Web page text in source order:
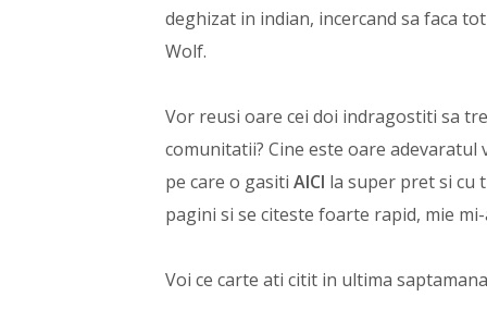
deghizat in indian, incercand sa faca
Wolf.
Vor reusi oare cei doi indragostiti sa
comunitatii? Cine este oare adevaratul
pe care o gasiti AICI la super pret si cu
pagini si se citeste foarte rapid, mie
Voi ce carte ati citit in ultima